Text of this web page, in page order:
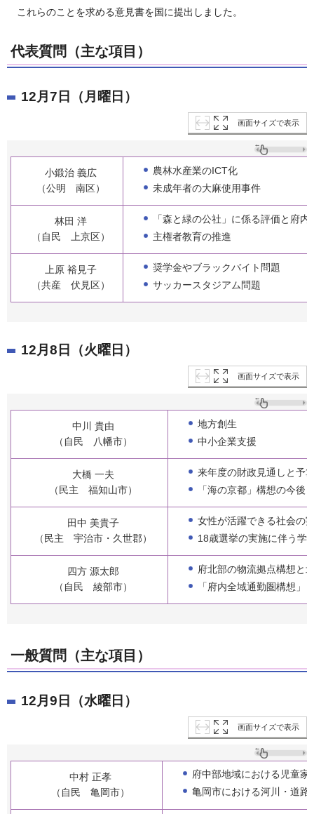
これらのことを求める意見書を国に提出しました。
代表質問（主な項目）
12月7日（月曜日）
画面サイズで表示
小鍛治 義広
（公明 南区）
農林水産業のICT化
未成年者の大麻使用事件
林田 洋
（自民 上京区）
「森と緑の公社」に係る評価と府
主権者教育の推進
上原 裕見子
（共産 伏見区）
奨学金やブラックバイト問題
サッカースタジアム問題
12月8日（火曜日）
画面サイズで表示
中川 貴由
（自民 八幡市）
地方創生
中小企業支援
大橋 一夫
（民主 福知山市）
来年度の財政見通しと予
「海の京都」構想の今後
田中 美貴子
（民主 宇治市・久世郡）
女性が活躍できる社会の
18歳選挙の実施に伴う学
四方 源太郎
（自民 綾部市）
府北部の物流拠点構想と
「府内全域通勤圏構想」
一般質問（主な項目）
12月9日（水曜日）
画面サイズで表示
中村 正孝
（自民 亀岡市）
府中部地域における児童
亀岡市における河川・道路